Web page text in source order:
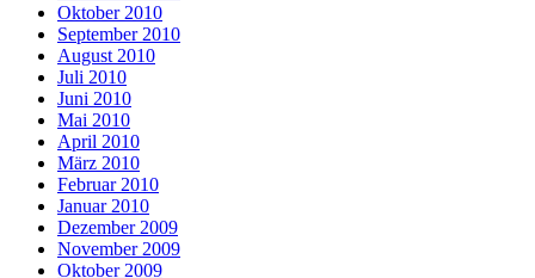
Oktober 2010
September 2010
August 2010
Juli 2010
Juni 2010
Mai 2010
April 2010
März 2010
Februar 2010
Januar 2010
Dezember 2009
November 2009
Oktober 2009